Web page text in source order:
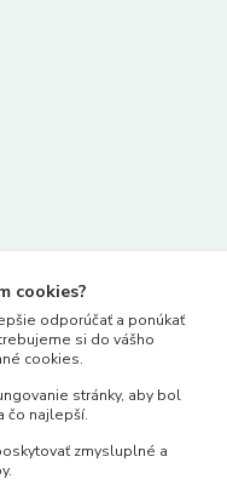
cookies?
odporúčať a ponúkať
si do vášho
cookies.
stránky, aby bol
čo najlepší.
zmysluplné a